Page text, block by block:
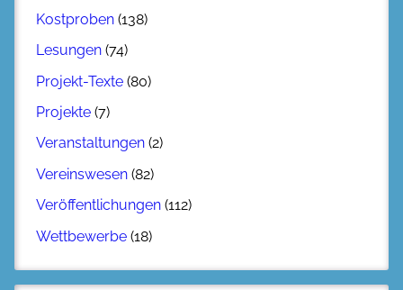
Kostproben (138)
Lesungen (74)
Projekt-Texte (80)
Projekte (7)
Veranstaltungen (2)
Vereinswesen (82)
Veröffentlichungen (112)
Wettbewerbe (18)